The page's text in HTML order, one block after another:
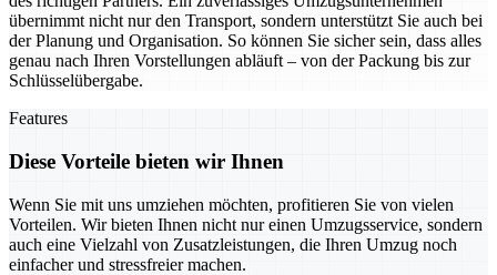
übernimmt nicht nur den Transport, sondern unterstützt Sie auch bei
der Planung und Organisation. So können Sie sicher sein, dass alles
genau nach Ihren Vorstellungen abläuft – von der Packung bis zur
Schlüsselübergabe.
Features
Diese Vorteile bieten wir Ihnen
Wenn Sie mit uns umziehen möchten, profitieren Sie von vielen
Vorteilen. Wir bieten Ihnen nicht nur einen Umzugsservice, sondern
auch eine Vielzahl von Zusatzleistungen, die Ihren Umzug noch
einfacher und stressfreier machen.